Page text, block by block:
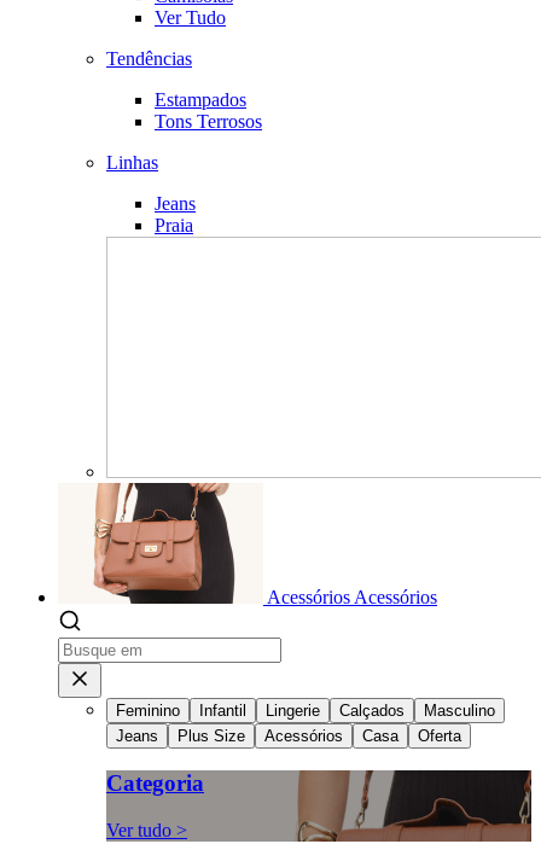
Ver Tudo
Tendências
Estampados
Tons Terrosos
Linhas
Jeans
Praia
Acessórios Acessórios
Feminino Infantil Lingerie Calçados
Masculino
Jeans
Plus Size Acessórios Casa Oferta
Categoria
Ver tudo >